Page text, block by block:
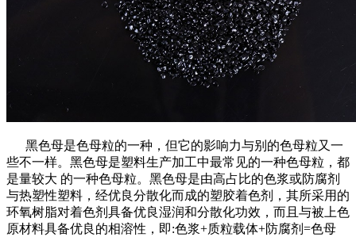
黑色母是色母粒的一种，但它的影响力与别的色母粒又一
些不一样。黑色母是塑料生产加工中最常见的一种色母粒，都
是量较大 的一种色母粒。黑色母是由高占比的色浆或防腐剂
与热塑性塑料，经优良分散化而成的塑胶着色剂，其所采用的
环氧树脂对着色剂具备优良湿润和分散化功效，而且与被上色
原材料具备优良的相溶性，即:色浆+质粒载体+防腐剂=色母